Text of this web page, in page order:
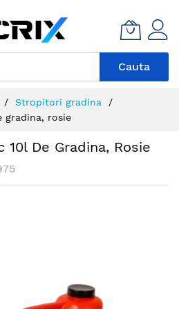
Cauta
Stropitori gradina
gradina, rosie
De Gradina, Rosie